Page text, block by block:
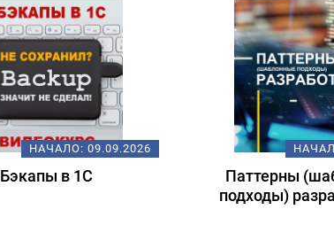
НАЧАЛО: 09.09.2026
Бэкапы в 1С
Паттерны
подходы)